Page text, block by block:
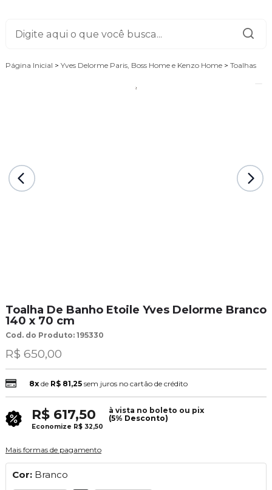
Página Inicial > Yves Delorme Paris, Boss Home e Kenzo Home > Toalhas
Toalha De Banho Etoile Yves Delorme Branco
140 x 70 cm
Cod. do Produto: 195330
R$ 650,00
8xde R$ 81,25 sem juros no cartão de crédito
R$ 617,50
à vista no boleto ou pix
(5% Desconto)
Economize R$ 32,50
Mais formas de pagamento
Cor: Branco